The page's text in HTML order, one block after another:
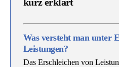
Was versteht man unter
Leistungen?
Das Erschleichen von